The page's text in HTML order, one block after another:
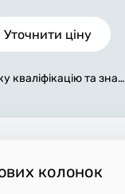
Уточнити ціну
кваліфікацію та знач
колонок